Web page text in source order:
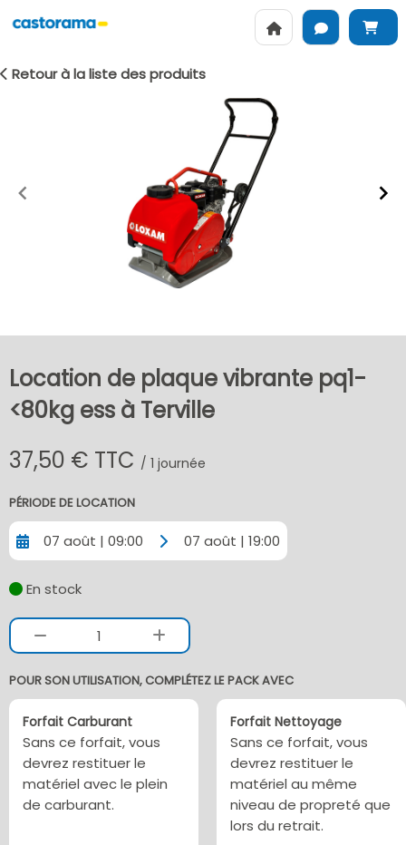
Retour à la liste des produits
Location de plaque vibrante pq1-
<80kg ess à Terville
37,50 € TTC / 1 journée
PÉRIODE DE LOCATION
07 août | 09:00 07 août | 19:00
En stock
1
POUR SON UTILISATION, COMPLÉTEZ LE PACK AVEC
Forfait Carburant
Sans ce forfait, vous
devrez restituer le
matériel avec le plein
de carburant.
Forfait Nettoyage
Sans ce forfait, vous
devrez restituer le
matériel au même
niveau de propreté que
lors du retrait.